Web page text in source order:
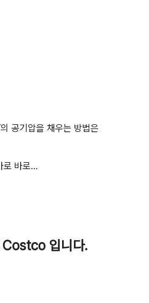
공기압을 채우는 방법은
로 바로...
Costco 입니다.